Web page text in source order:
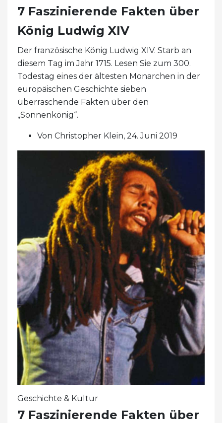
7 Faszinierende Fakten über
König Ludwig XIV
Der französische König Ludwig XIV. Starb an
diesem Tag im Jahr 1715. Lesen Sie zum 300.
Todestag eines der ältesten Monarchen in der
europäischen Geschichte sieben
überraschende Fakten über den
„Sonnenkönig“.
Von Christopher Klein, 24. Juni 2019
Geschichte & Kultur
7 Faszinierende Fakten über